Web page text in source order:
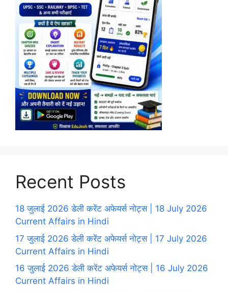
Recent Posts
18 जुलाई 2026 डेली करेंट अफेयर्स नोट्स | 18 July 2026
Current Affairs in Hindi
17 जुलाई 2026 डेली करेंट अफेयर्स नोट्स | 17 July 2026
Current Affairs in Hindi
16 जुलाई 2026 डेली करेंट अफेयर्स नोट्स | 16 July 2026
Current Affairs in Hindi